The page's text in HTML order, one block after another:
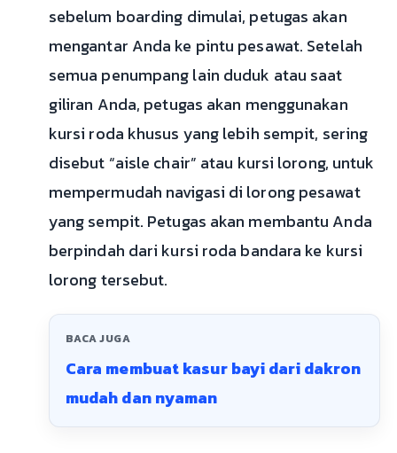
sebelum boarding dimulai, petugas akan
mengantar Anda ke pintu pesawat. Setelah
semua penumpang lain duduk atau saat
giliran Anda, petugas akan menggunakan
kursi roda khusus yang lebih sempit, sering
disebut “aisle chair” atau kursi lorong, untuk
mempermudah navigasi di lorong pesawat
yang sempit. Petugas akan membantu Anda
berpindah dari kursi roda bandara ke kursi
lorong tersebut.
BACA JUGA
Cara membuat kasur bayi dari dakron
mudah dan nyaman